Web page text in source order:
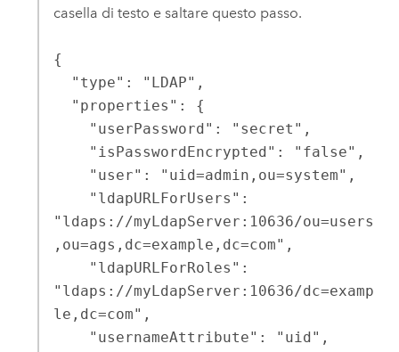
casella di testo e saltare questo passo.
{
"ldaps://myLdapServer:10636/ou=users
,ou=ags,dc=example,dc=com",
"ldaps://myLdapServer:10636/dc=examp
le,dc=com",